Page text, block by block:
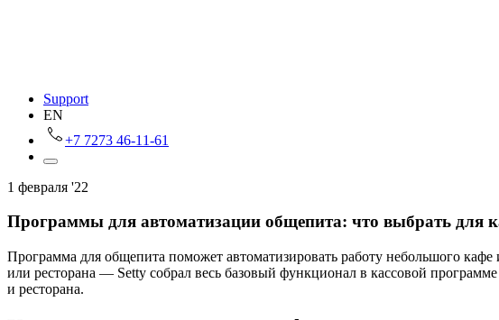
Support
EN
+7 7273 46-11-61
1 февраля '22
Программы для автоматизации общепита: что выбрать для
Программа для общепита поможет автоматизировать работу небольшого
или ресторана — Setty собрал весь базовый функционал в кассовой
и ресторана.